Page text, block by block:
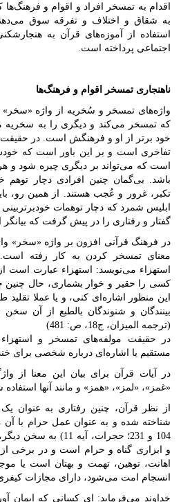
اقدام به تمسخر افراد و اقوام و
به شقاق و اختلاف و تفرقه سوق
استفاده از آموزه‌های قرآن به
اجتماعی پرداخته است.
ناهنجاری تمسخر اقوام و فرهنگ‌ها
واژه‌های تمسخر و سُخریه از واژه
که تمسخر می‌کند و دیگری را به سخریه
خود برتر از او و فرهنگش است. در حقیقت
تفاخری است و بر این باور است که
است که می‌تواند بر دیگری چیره شود و هر
باشد. بی‌گمان چنین افرادی دچار توهم
تکبر، غرور و عُجب هستند. از همین رو،
ابلیس شمرد که دچار توهمات
گفتار و رفتاری را در پیش گرفت که
در فرهنگ قرآنی افزون بر واژه «سخر»
معنای تمسخر کردن به کار رفته است.
استهزاء می‌نویسد: استهزاء عبارت است
کسی را حقیر و خوار بشماری، حال چنین
این منظور اشاره‌ای کنی، و یا عملا
بینندگان و شنوندگان بالطبع از آن سخن
(ترجمه المیزان، ج‏18، ص: 481)
در حقیقت مولفه‌های تمسخر و استهزاء
مستقیم یا اشاره‌ای درباره شخصی برای
در آیات قرآن برای بیان این معنا از
«غمز»، «لمز»، «همز» و مانند آنها
از نظر قرآن، چنین رفتاری به عنوان
شناخته شده و به عنوان عمل حرام با آن
104 و 231؛ حجرات،
و ابزاری گناه و حرام است و در برخی از
اهانت، توهین، تهمت و بهتان است یا
انسجام امت می‌شود، دارای مجازات
خداوند می‌فرماید: ‌ای کسانی که ایمان